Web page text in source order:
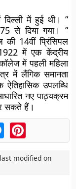
में हुई थी। ”
से दिया गया। ”
14वीं प्रिंसिपल
1922 में एक केंद्रीय
में पहली महिला
में लैंगिक समानता
उपलब्धि
नए पाठ्यक्रम
सकते हैं।
MessengerPinterest
modified on